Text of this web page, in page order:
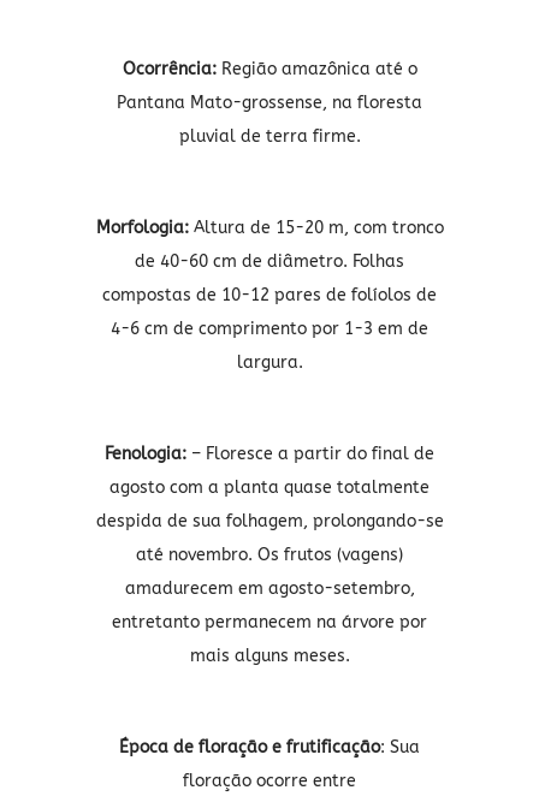
Ocorrência: Região amazônica até o
Pantana Mato-grossense, na floresta
pluvial de terra firme.
Morfologia:Altura de 15-20 m, com tronco
de 40-60 cm de diâmetro. Folhas
compostas de 10-12 pares de folíolos de
4-6 cm de comprimento por 1-3 em de
largura.
Fenologia: – Floresce a partir do final de
agosto com a planta quase totalmente
despida de sua folhagem, prolongando-se
até novembro. Os frutos (vagens)
amadurecem em agosto-setembro,
entretanto permanecem na árvore por
mais alguns meses.
Época de floração e frutificação: Sua
floração ocorre entre